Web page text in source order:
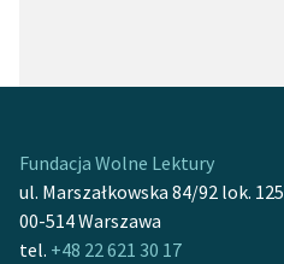
Fundacja Wolne Lektury
ul. Marszałkowska 84/92 lok. 125
00-514 Warszawa
tel. +48 22 621 30 17